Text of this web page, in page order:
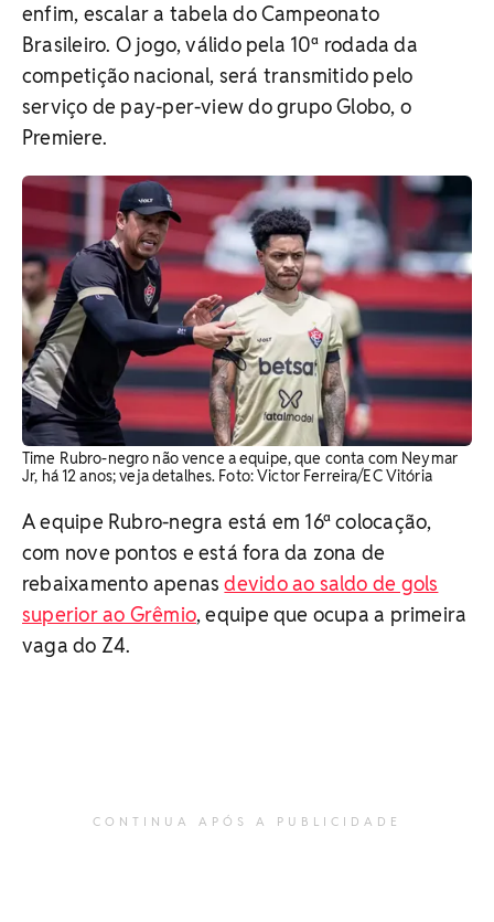
enfim, escalar a tabela do Campeonato
Brasileiro. O jogo, válido pela 10ª rodada da
competição nacional, será transmitido pelo
serviço de pay-per-view do grupo Globo, o
Premiere.
Time Rubro-negro não vence a equipe, que conta com Neymar
Jr, há 12 anos; veja detalhes. Foto: Victor Ferreira/EC Vitória
A equipe Rubro-negra está em 16ª colocação,
com nove pontos e está fora da zona de
rebaixamento apenasdevido ao saldo de gols
superior ao Grêmio, equipe que ocupa a primeira
vaga do Z4.
CONTINUA APÓS A PUBLICIDADE